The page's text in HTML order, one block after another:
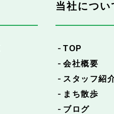
当社につい
TOP
会社概要
スタッフ紹
まち散歩
ブログ